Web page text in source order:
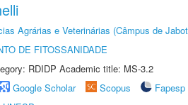
Agrárias e Veterinárias (Câmpus de
DE FITOSSANIDADE
RDIDP Academic title: MS-3.2
Google Scholar Scopus
Fapesp